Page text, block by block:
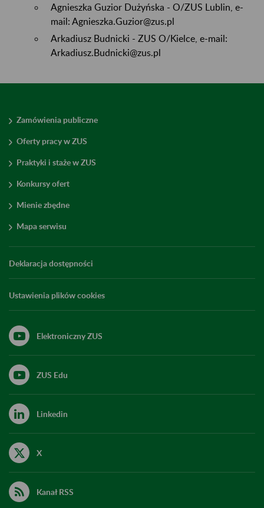
Agnieszka Guzior Dużyńska - O/ZUS Lublin, e-
mail: Agnieszka.Guzior@zus.pl
Arkadiusz Budnicki - ZUS O/Kielce, e-mail:
Arkadiusz.Budnicki@zus.pl
Zamówienia publiczne
Oferty pracy w ZUS
Praktyki i staże w ZUS
Konkursy ofert
Mienie zbędne
Mapa serwisu
Deklaracja dostępności
Ustawienia plików cookies
Elektroniczny ZUS
ZUS Edu
Linkedin
X
Kanał RSS